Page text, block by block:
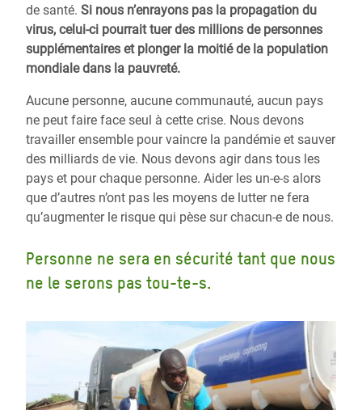
de santé. Si nous n’enrayons pas la propagation du
virus, celui-ci pourrait tuer des millions de personnes
supplémentaires et plonger la moitié de la population
mondiale dans la pauvreté.
Aucune personne, aucune communauté, aucun pays
ne peut faire face seul à cette crise. Nous devons
travailler ensemble pour vaincre la pandémie et sauver
des milliards de vie. Nous devons agir dans tous les
pays et pour chaque personne. Aider les un-e-s alors
que d’autres n’ont pas les moyens de lutter ne fera
qu’augmenter le risque qui pèse sur chacun-e de nous.
Personne ne sera en sécurité tant que nous
ne le serons pas tou-te-s.